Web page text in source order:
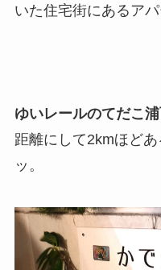
いた住宅街にあるア
ゆいレールのてだこ
距離にして2kmほど
ッ。